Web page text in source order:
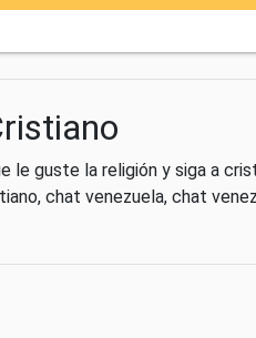
le guste la religión y siga a
chat venezuela, chat